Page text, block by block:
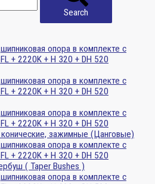
Search
зажимные (Цанговые)
( Taper Bushes )